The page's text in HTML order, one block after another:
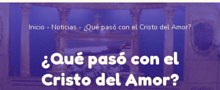
Inicio - Noticias- ¿Qué pasó con el Cristo del Amor?
¿Qué pasó con el
Cristo del Amor?